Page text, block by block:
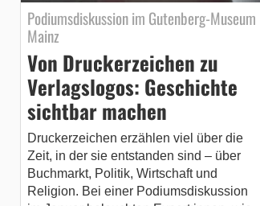
Podiumsdiskussion im Gutenberg-Museum
Mainz
Von Druckerzeichen zu
Verlagslogos: Geschichte
sichtbar machen
Druckerzeichen erzählen viel über die
Zeit, in der sie entstanden sind – über
Buchmarkt, Politik, Wirtschaft und
Religion. Bei einer Podiumsdiskussion